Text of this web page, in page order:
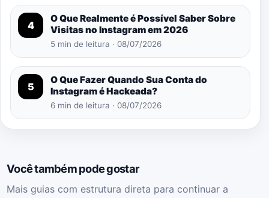
4
O Que Realmente é Possível Saber Sobre
Visitas no Instagram em 2026
5 min de leitura · 08/07/2026
5
O Que Fazer Quando Sua Conta do
Instagram é Hackeada?
6 min de leitura · 08/07/2026
Você também pode gostar
Mais guias com estrutura direta para continuar a